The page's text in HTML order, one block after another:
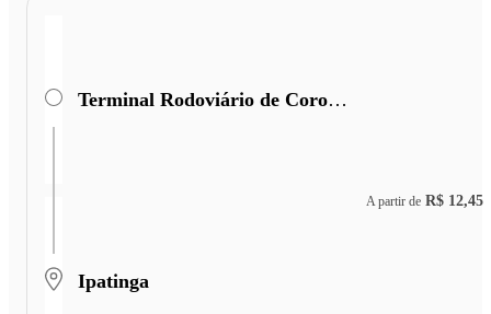
Terminal Rodoviário de Coronel Fabriciano
Ipatinga
A partir de R$ 12,45